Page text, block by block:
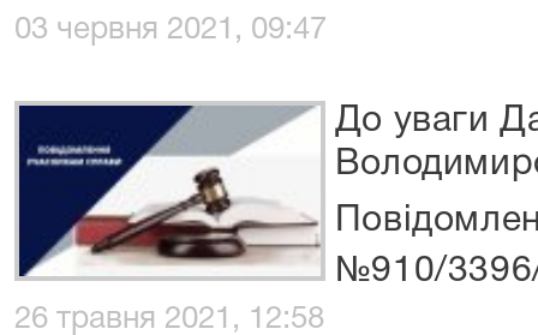
03 червня 2021, 09:47
До уваги
№910/
26 травня 2021, 12:58